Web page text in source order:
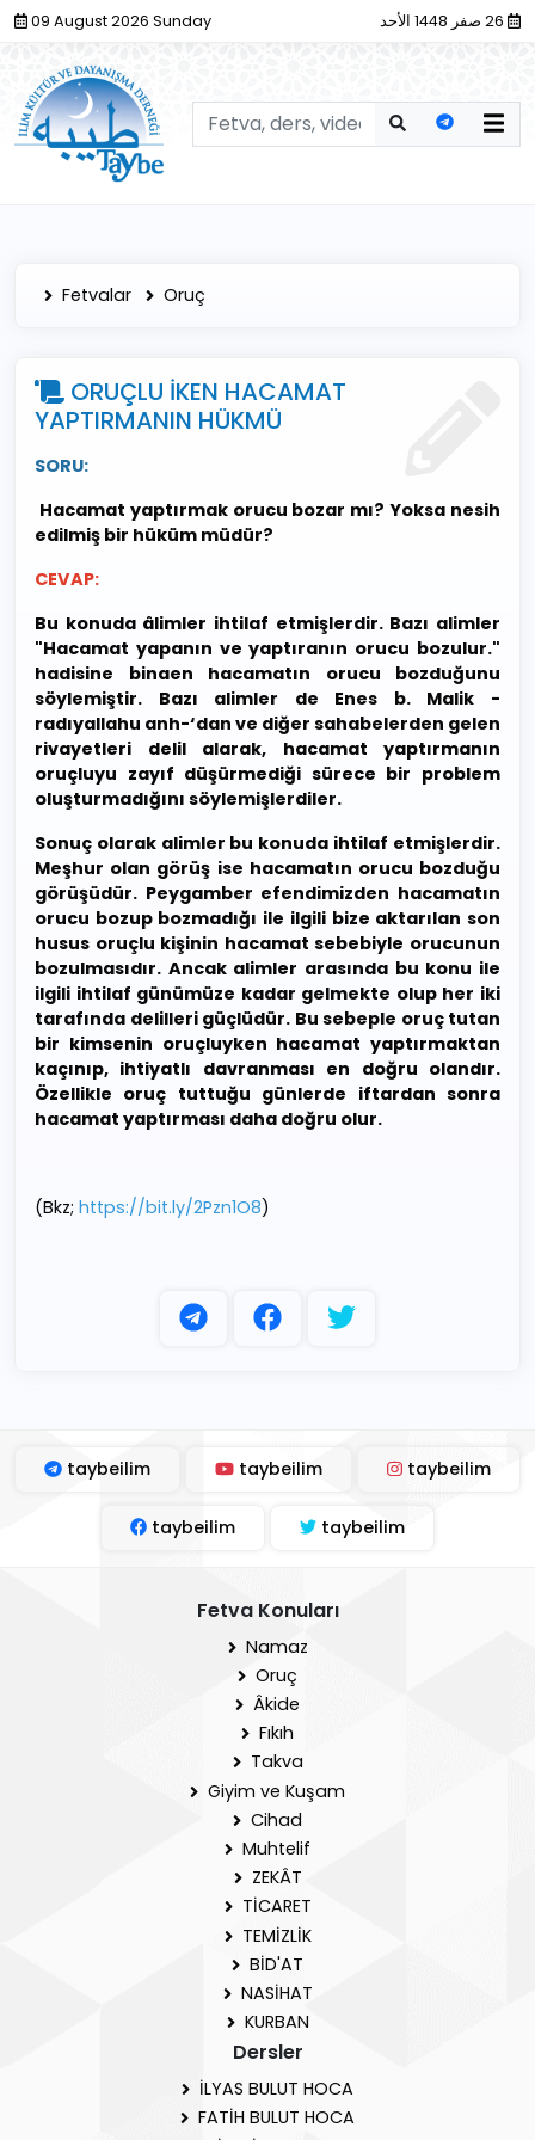
09 August 2026 Sunday
Fetvalar Oruç
ORUÇLU İKEN HACAMAT
YAPTIRMANIN HÜKMÜ
SORU:
Hacamat yaptırmak orucu bozar mı? Yoksa nesih
edilmiş bir hüküm müdür?
CEVAP:
Bu konuda âlimler ihtilaf etmişlerdir. Bazı alimler
"Hacamat yapanın ve yaptıranın orucu bozulur."
hadisine binaen hacamatın orucu bozduğunu
söylemiştir. Bazı alimler de Enes b. Malik -
radıyallahu anh-‘dan ve diğer sahabelerden gelen
rivayetleri delil alarak, hacamat yaptırmanın
oruçluyu zayıf düşürmediği sürece bir problem
oluşturmadığını söylemişlerdiler.
Sonuç olarak alimler bu konuda ihtilaf etmişlerdir.
Meşhur olan görüş ise hacamatın orucu bozduğu
görüşüdür. Peygamber efendimizden hacamatın
orucu bozup bozmadığı ile ilgili bize aktarılan son
husus oruçlu kişinin hacamat sebebiyle orucunun
bozulmasıdır. Ancak alimler arasında bu konu ile
ilgili ihtilaf günümüze kadar gelmekte olup her iki
tarafında delilleri güçlüdür. Bu sebeple oruç tutan
bir kimsenin oruçluyken hacamat yaptırmaktan
kaçınıp, ihtiyatlı davranması en doğru olandır.
Özellikle oruç tuttuğu günlerde iftardan sonra
hacamat yaptırması daha doğru olur.
(Bkz; https://bit.ly/2Pzn1O8)
taybeilim taybeilim taybeilim
taybeilim taybeilim
Fetva Konuları
Namaz
Oruç
Âkide
Fıkıh
Takva
Giyim ve Kuşam
Cihad
Muhtelif
ZEKÂT
TİCARET
TEMİZLİK
BİD'AT
NASİHAT
KURBAN
Dersler
İLYAS BULUT HOCA
FATİH BULUT HOCA